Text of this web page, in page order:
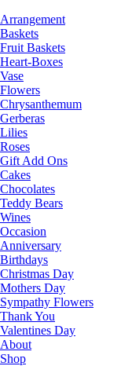
Arrangement
Baskets
Fruit Baskets
Heart-Boxes
Vase
Flowers
Chrysanthemum
Gerberas
Lilies
Roses
Gift Add Ons
Cakes
Chocolates
Teddy Bears
Wines
Occasion
Anniversary
Birthdays
Christmas Day
Mothers Day
Sympathy Flowers
Thank You
Valentines Day
About
Shop